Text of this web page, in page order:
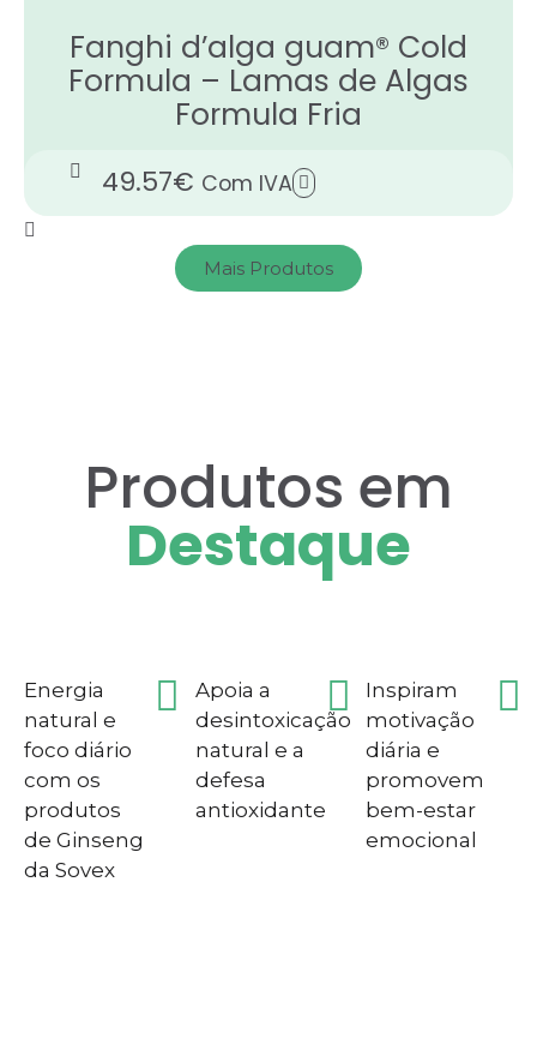
Fanghi d’alga guam® Cold
Formula – Lamas de Algas
Formula Fria
49.57€ Com IVA
Mais Produtos
Produtos em
Destaque
Energia
natural e
foco diário
com os
produtos
de Ginseng
da Sovex
Apoia a
desintoxicação
natural e a
defesa
antioxidante
Inspiram
motivação
diária e
promovem
bem-estar
emocional